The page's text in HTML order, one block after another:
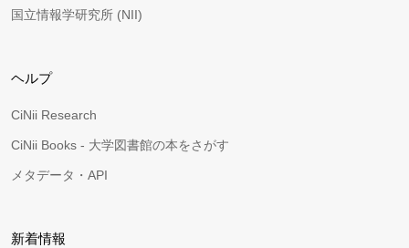
国立情報学研究所 (NII)
ヘルプ
CiNii Research
CiNii Books - 大学図書館の本をさがす
メタデータ・API
新着情報